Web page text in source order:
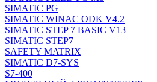
SIMATIC PG
SIMATIC WINAC ODK V4.2
SIMATIC STEP 7 BASIC V13
SIMATIC STEP7
SAFETY MATRIX
SIMATIC D7-SYS
S7-400